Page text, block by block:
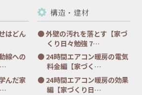
はどん
線への
…
んだ家
…
構造・建材
外壁の汚れを落とす【家づ
くり日々勉強 7…
24時間エアコン暖房の電気
料金編【家づく…
24時間エアコン暖房の効果
編【家づくり日…